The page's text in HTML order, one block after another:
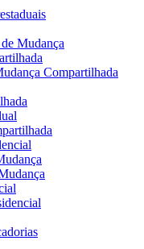
Mudança
Compartilhada